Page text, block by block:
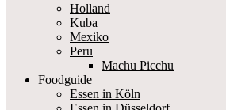
Holland
Kuba
Mexiko
Peru
Machu Picchu
Foodguide
Essen in Köln